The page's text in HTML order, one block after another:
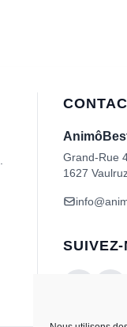
Grand-Rue
1627
SUIVEZ-